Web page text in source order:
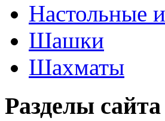
Настольные
Шашки
Шахматы
Разделы сайта